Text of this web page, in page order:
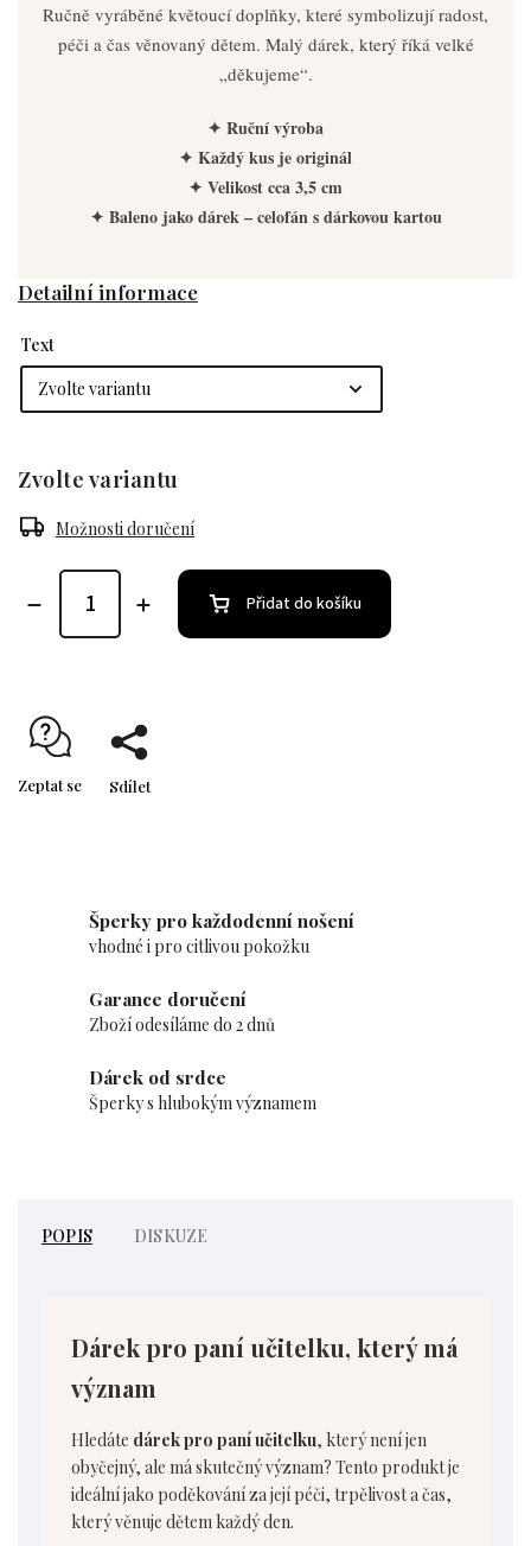
Ručně vyráběné květoucí doplňky, které symbolizují radost,
péči a čas věnovaný dětem. Malý dárek, který říká velké
„děkujeme“.
✦ Ruční výroba
✦ Každý kus je originál
✦ Velikost cca 3,5 cm
✦ Baleno jako dárek – celofán s dárkovou kartou
Detailní informace
Text
Zvolte variantu
Možnosti doručení
Přidat do košíku
Zeptat se Sdílet
Šperky pro každodenní nošení
vhodné i pro citlivou pokožku
Garance doručení
Zboží odesíláme do 2 dnů
Dárek od srdce
Šperky s hlubokým významem
POPIS DISKUZE
Dárek pro paní učitelku, který má
význam
Hledáte dárek pro paní učitelku, který není jen
obyčejný, ale má skutečný význam? Tento produkt je
ideální jako poděkování za její péči, trpělivost a čas,
který věnuje dětem každý den.